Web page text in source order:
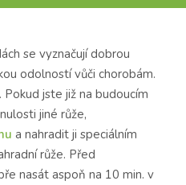
se vyznačují dobrou
odolností vůči chorobám.
Pokud jste již na budoucím
jiné růže,
a nahradit ji speciálním
růže. Před
nasát aspoň na 10 min. v